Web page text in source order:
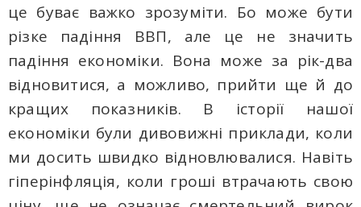
це буває важко зрозуміти. Бо може бути
різке падіння ВВП, але це не значить
падіння економіки. Вона може за рік-два
відновитися, а можливо, прийти ще й до
кращих показників. В історії нашої
економіки були дивовижні приклади, коли
ми досить швидко відновлювалися. Навіть
гіперінфляція, коли гроші втрачають свою